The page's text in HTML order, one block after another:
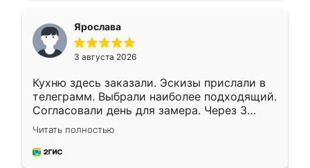
Ярослава
3 августа 2026
Кухню здесь заказали. Эскизы прислали в
телеграмм. Выбрали наиболее подходящий.
Согласовали день для замера. Через 3
недели кухня была уже готова. Остались
довольны работой. Спасибо Ренессанс
мебель за качественную работу!
Читать полностью